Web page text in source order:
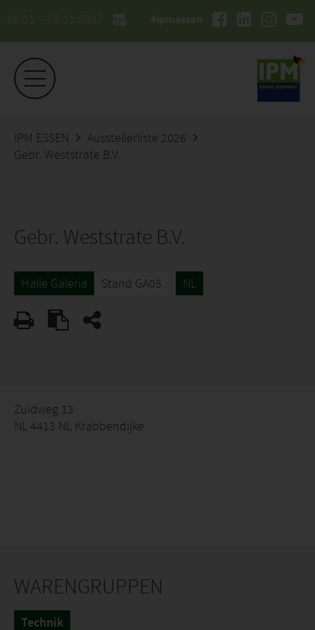
26.01. - 29.01.2027 #ipmessen
IPM ESSEN
Ausstellerliste 2026
Gebr. Weststrate B.V.
Gebr. Weststrate B.V.
Halle Galeria Stand GA05 NL
Zuidweg 13
NL 4413 NL Krabbendijke
WARENGRUPPEN
Technik